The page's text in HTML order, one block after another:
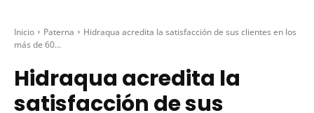
Inicio Paterna
Hidraqua acredita la satisfacción de sus clientes en los
más de 60...
Hidraqua acredita la
satisfacción de sus